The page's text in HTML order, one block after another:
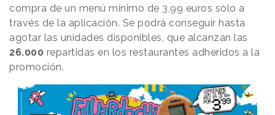
compra de un menú mínimo de 3,99 euros sólo a
través de la aplicación. Se podrá conseguir hasta
agotar las unidades disponibles, que alcanzan las
26.000 repartidas en los restaurantes adheridos a la
promoción.